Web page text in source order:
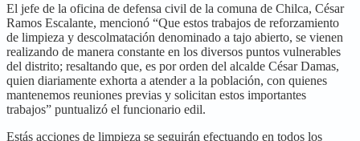
El jefe de la oficina de defensa civil de la comuna de Chilca, César
Ramos Escalante, mencionó “Que estos trabajos de reforzamiento
de limpieza y descolmatación denominado a tajo abierto, se vienen
realizando de manera constante en los diversos puntos vulnerables
del distrito; resaltando que, es por orden del alcalde César Damas,
quien diariamente exhorta a atender a la población, con quienes
mantenemos reuniones previas y solicitan estos importantes
trabajos” puntualizó el funcionario edil.
Estás acciones de limpieza se seguirán efectuando en todos los